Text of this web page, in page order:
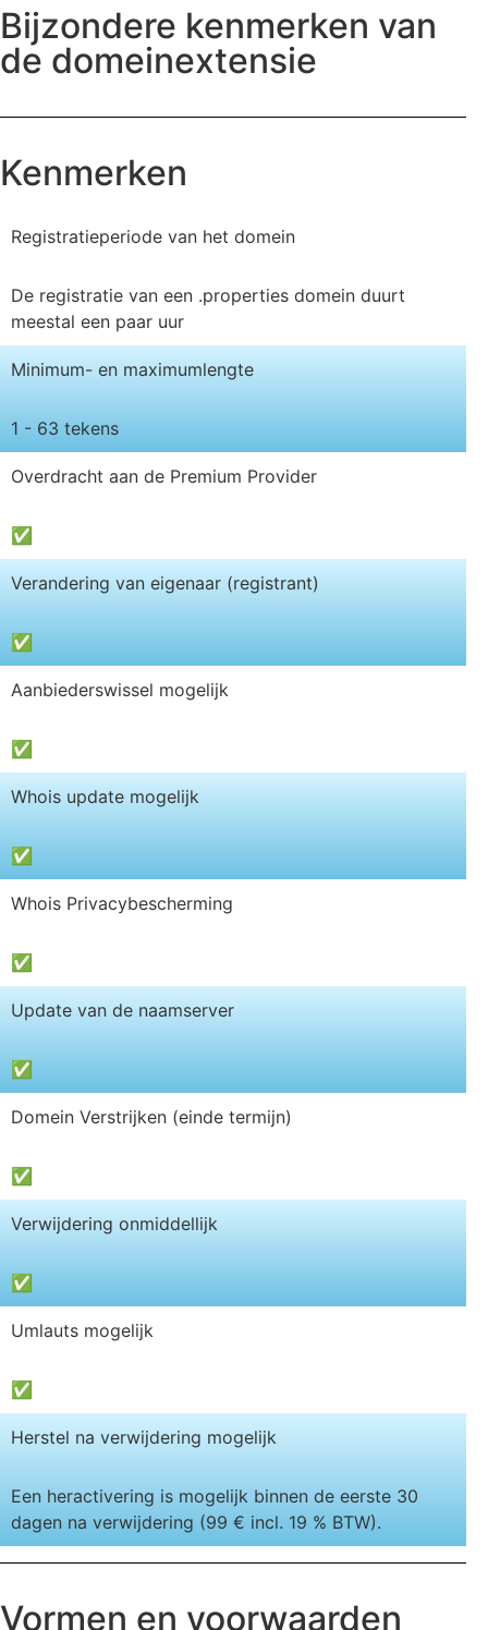
Bijzondere kenmerken van
de domeinextensie
Kenmerken
Registratieperiode van het domein
De registratie van een .properties domein duurt
meestal een paar uur
Minimum- en maximumlengte
1 - 63 tekens
Overdracht aan de Premium Provider
✅
Verandering van eigenaar (registrant)
✅
Aanbiederswissel mogelijk
✅
Whois update mogelijk
✅
Whois Privacybescherming
✅
Update van de naamserver
✅
Domein Verstrijken (einde termijn)
✅
Verwijdering onmiddellijk
✅
Umlauts mogelijk
✅
Herstel na verwijdering mogelijk
Een heractivering is mogelijk binnen de eerste 30
dagen na verwijdering (99 € incl. 19 % BTW).
Vormen en voorwaarden